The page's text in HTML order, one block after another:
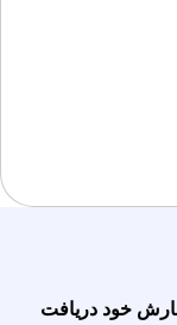
خود دریافت